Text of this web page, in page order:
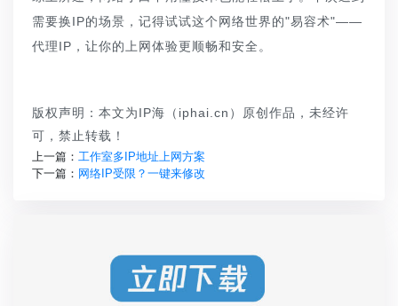
需要换IP的场景，记得试试这个网络世界的"易容术"——
代理IP，让你的上网体验更顺畅和安全。
版权声明：本文为IP海（iphai.cn）原创作品，未经许
可，禁止转载！
上一篇： 工作室多IP地址上网方案
下一篇： 网络IP受限？一键来修改